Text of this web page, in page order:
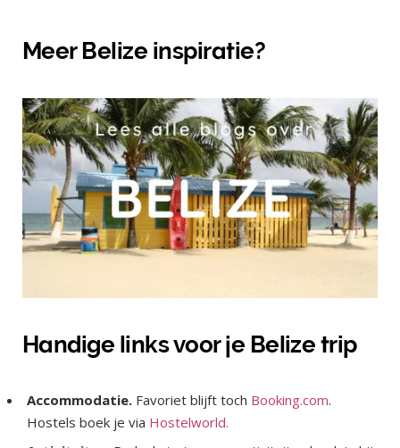
Meer Belize inspiratie?
Handige links voor je Belize trip
Accommodatie. Favoriet blijft toch Booking.com.
Hostels boek je via Hostelworld.